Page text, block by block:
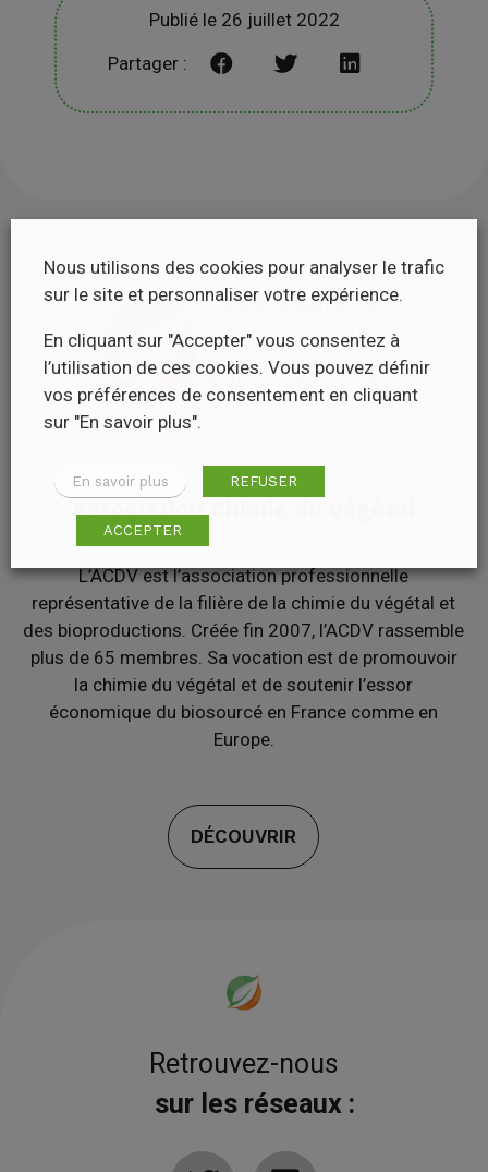
Publié le 26 juillet 2022
Partager :
Association Chimie du Végétal
L’ACDV est l’association professionnelle
représentative de la filière de la chimie du végétal et
des bioproductions. Créée fin 2007, l’ACDV rassemble
plus de 65 membres. Sa vocation est de promouvoir
la chimie du végétal et de soutenir l’essor
économique du biosourcé en France comme en
Europe.
DÉCOUVRIR
Retrouvez-nous
sur les réseaux :
Nous utilisons des cookies pour analyser le trafic
sur le site et personnaliser votre expérience.
En cliquant sur "Accepter" vous consentez à
l’utilisation de ces cookies. Vous pouvez définir
vos préférences de consentement en cliquant
sur "En savoir plus".
En savoir plus REFUSER
ACCEPTER